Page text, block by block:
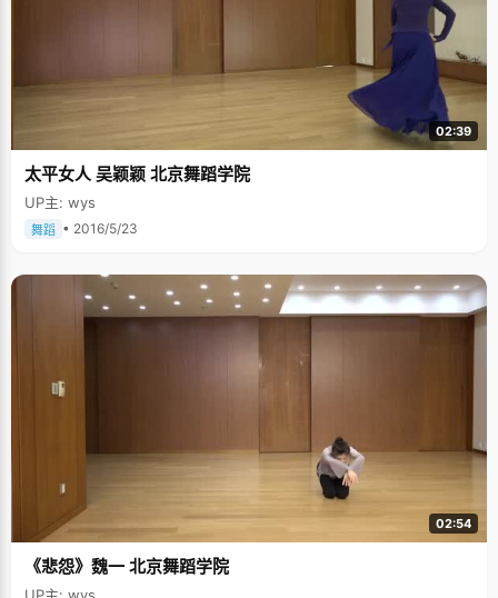
02:39
太平女人 吴颖颖 北京舞蹈学院
UP主: wys
舞蹈 • 2016/5/23
02:54
《悲怨》魏一 北京舞蹈学院
UP主: wys